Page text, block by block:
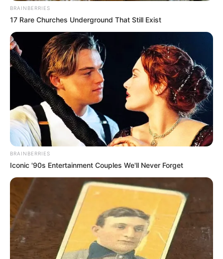
BRAINBERRIES
17 Rare Churches Underground That Still Exist
BRAINBERRIES
Iconic '90s Entertainment Couples We'll Never Forget